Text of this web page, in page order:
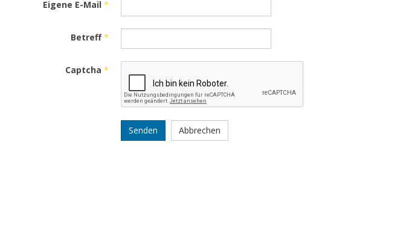
Eigene E-Mail *
Betreff*
Captcha *
Senden Abbrechen